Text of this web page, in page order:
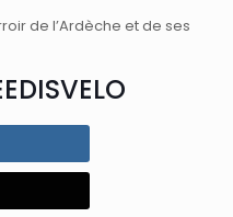
de l’Ardèche et de ses